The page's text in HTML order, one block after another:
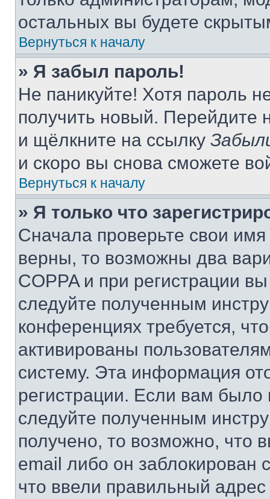
остальных вы будете
Вернуться к началу
» Я забыл пароль!
Не паникуйте! Хотя пароль
получить новый. Перейдите
и щёлкните на ссылку
и скоро вы снова сможете
Вернуться к началу
» Я только что
Сначала проверьте свои
верны, то возможны два
COPPA и при регистрации
следуйте полученным
конференциях требуется,
активированы
систему. Эта информация
регистрации. Если вам
следуйте полученным
получено, то возможно, что
email либо он
что ввели правильный адрес